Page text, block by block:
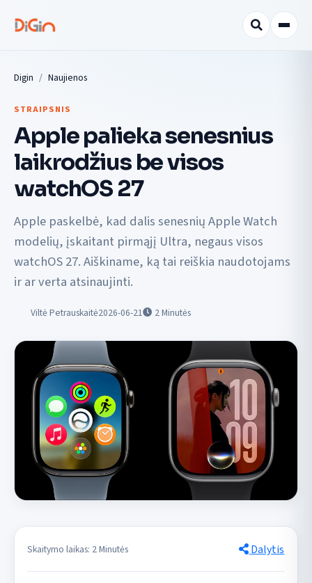
Digin Naujienos
STRAIPSNIS
Apple palieka senesnius
laikrodžius be visos
watchOS 27
Apple paskelbė, kad dalis senesnių Apple Watch
modelių, įskaitant pirmąjį Ultra, negaus visos
watchOS 27. Aiškiname, ką tai reiškia naudotojams
ir ar verta atsinaujinti.
Viltė Petrauskaitė2026-06-21 2Minutės
Skaitymo laikas: 2 Minutės Dalytis